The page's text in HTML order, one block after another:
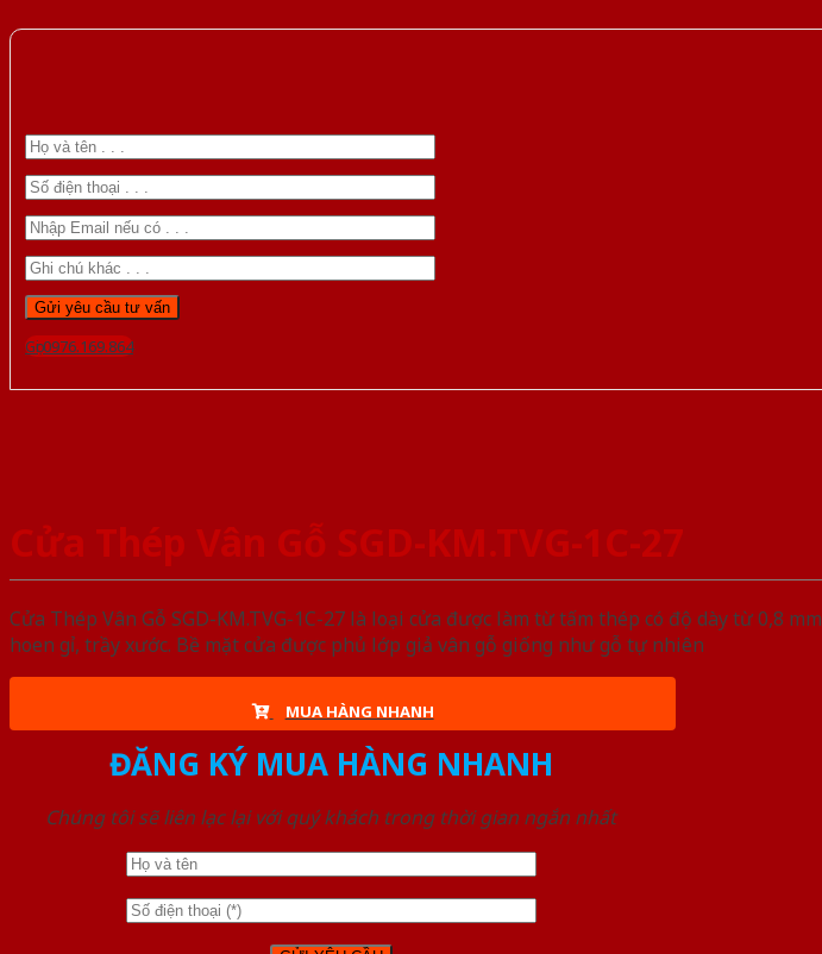
Gọi 0976.169.864
Cửa Thép Vân Gỗ SGD-KM.TVG-1C-27
Cửa Thép Vân Gỗ SGD-KM.TVG-1C-27 là loại cửa được làm từ tấm thép có độ dày từ 0,8
hoen gỉ, trầy xước. Bề mặt cửa được phủ lớp giả vân gỗ giống như gỗ tự nhiên
MUA HÀNG NHANH
ĐĂNG KÝ MUA HÀNG NHANH
Chúng tôi sẽ liên lạc lại với quý khách trong thời gian ngắn nhất